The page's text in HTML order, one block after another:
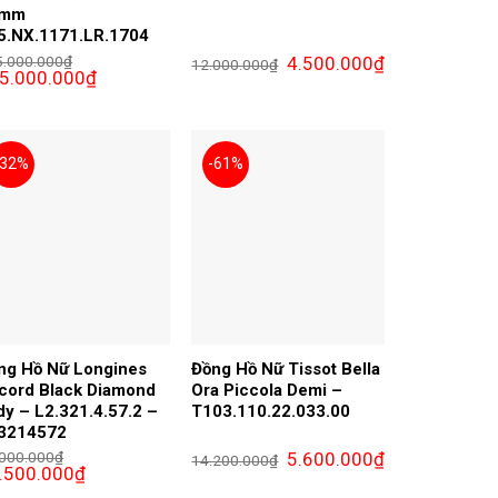
₫
₫Giá
12.000.000₫ Giá
gốc
4.500.000₫Giá
hiện
Hồ Nữ Longines
Black Diamond
– L2.321.4.57.2 –
₫
₫Giá
-61%
Đồng Hồ Nữ Tissot Bella
Ora Piccola Demi –
T103.110.22.033.00
14.200.000₫ Giá
gốc
5.600.000₫Giá
hiện